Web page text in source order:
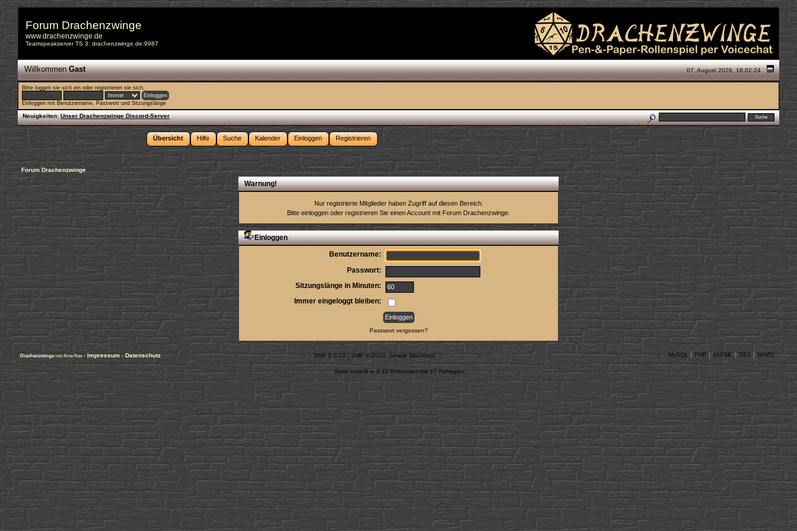
Forum Drachenzwinge
www.drachenzwinge.de
Teamspeakserver TS 3: drachenzwinge.de:9987
07. August 2026, 16:02:24
WillkommenGast
Bitte loggen sie sich ein oderregistrieren sie sich.
Einloggen mit Benutzername, Passwort und Sitzungslänge
Neuigkeiten: Unser Drachenzwinge Discord-Server
Übersicht Hilfe Suche Kalender Einloggen Registrieren
Forum Drachenzwinge
Warnung!
Nur registrierte Mitglieder haben Zugriff auf diesen Bereich.
Bitte einloggen oder registrieren Sie einen Account mit Forum Drachenzwinge.
Einloggen
Benutzername:
Passwort:
Sitzungslänge in Minuten:
Immer eingeloggt bleiben:
Passwort vergessen?
Drachenzwingevon Arne Nax - Impressum- Datenschutz SMF 2.0.19| SMF © 2020 Simple Machines MySQL PHP XHTML RSS WAP2
Seite erstellt in 0.11 Sekunden mit 17 Abfragen.